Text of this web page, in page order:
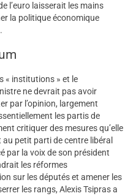
l’euro laisserait les mains
la politique économique
« institutions » et le
ne devrait pas avoir
par l’opinion, largement
les partis de
critiquer des mesures qu’elle
petit parti de centre libéral
par la voix de son président
les réformes
sur les députés et amener les
les rangs, Alexis Tsipras a